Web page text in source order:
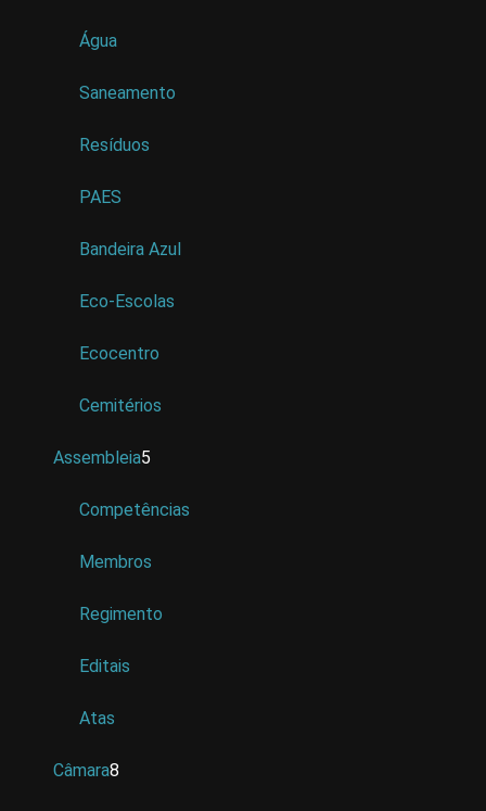
Água
Saneamento
Resíduos
PAES
Bandeira Azul
Eco-Escolas
Ecocentro
Cemitérios
Assembleia5
Competências
Membros
Regimento
Editais
Atas
Câmara8